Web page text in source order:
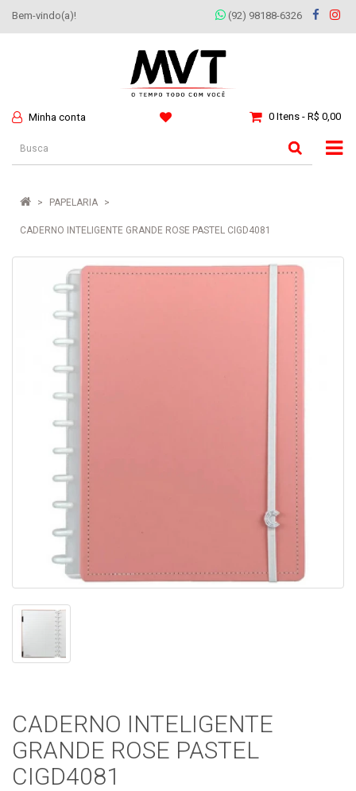
Bem-vindo(a)! (92) 98188-6326
Minha conta 0 Itens - R$ 0,00
PAPELARIA
CADERNO INTELIGENTE GRANDE ROSE PASTEL CIGD4081
CADERNO INTELIGENTE
GRANDE ROSE PASTEL
CIGD4081